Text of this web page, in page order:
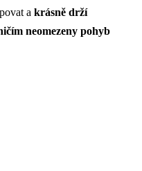
a krásně drží
neomezeny pohyb